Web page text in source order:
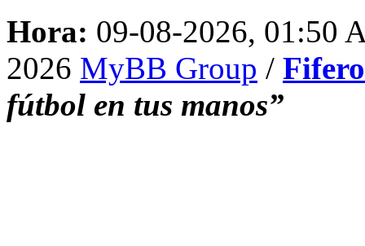
Hora: 09-08-2026, 01:50
2026 MyBB Group /
fútbol en tus manos”